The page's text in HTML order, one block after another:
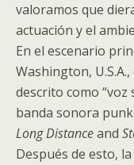
valoramos que
actuación y el
En el escenario
Washington,
descrito como “voz
banda sonora
Long Distanceand
Después de esto,